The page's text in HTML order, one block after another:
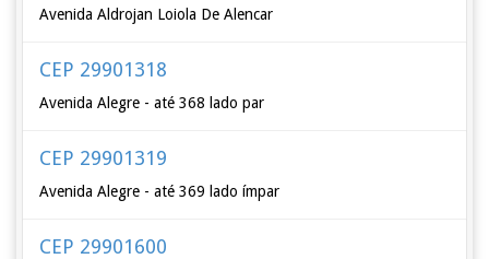
Avenida Aldrojan Loiola De Alencar
CEP 29901318
Avenida Alegre - até 368 lado par
CEP 29901319
Avenida Alegre - até 369 lado ímpar
CEP 29901600